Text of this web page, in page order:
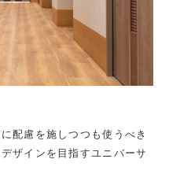
配慮を施しつつも使うべき
ザインを目指すユニバーサ